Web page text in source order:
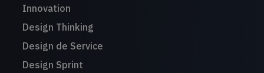
Innovation
Design Thinking
Design de Service
Design Sprint